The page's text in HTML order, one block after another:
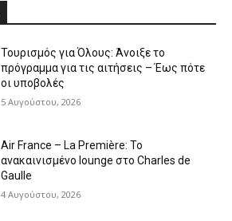
Τουρισμός για Όλους: Άνοιξε το
πρόγραμμα για τις αιτήσεις – Έως πότε
οι υποβολές
5 Αυγούστου, 2026
Air France – La Première: Το
ανακαινισμένο lounge στο Charles de
Gaulle
4 Αυγούστου, 2026